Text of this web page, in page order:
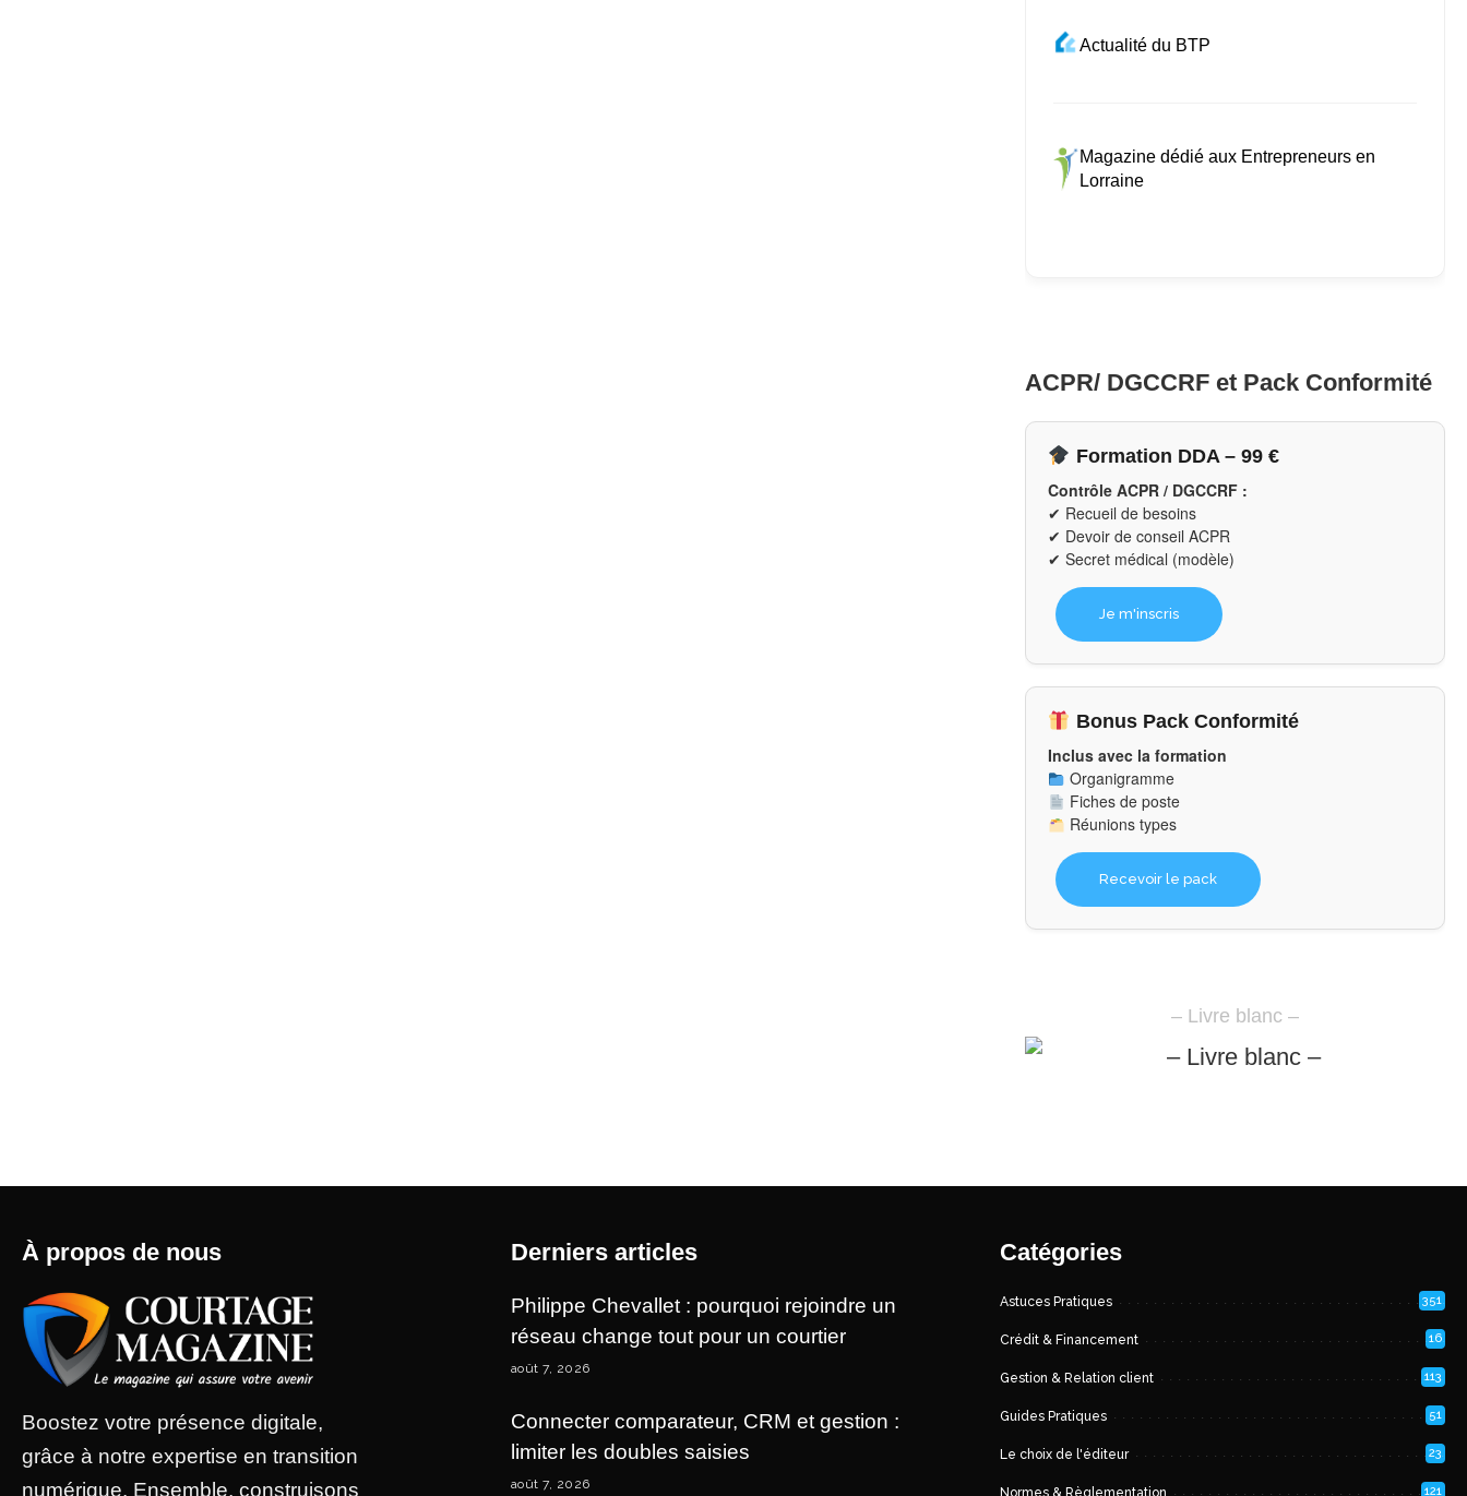
Actualité du BTP
Magazine dédié aux Entrepreneurs en
Lorraine
ACPR/ DGCCRF et Pack Conformité
Formation DDA – 99 €
Contrôle ACPR / DGCCRF :
✔ Recueil de besoins
✔ Devoir de conseil ACPR
✔ Secret médical (modèle)
Je m'inscris
Bonus Pack Conformité
Inclus avec la formation
Organigramme
Fiches de poste
Réunions types
Recevoir le pack
– Livre blanc –
À propos de nous
Boostez votre présence digitale,
grâce à notre expertise en transition
numérique. Ensemble, construisons
Derniers articles
Philippe Chevallet : pourquoi rejoindre un
réseau change tout pour un courtier
août 7, 2026
Connecter comparateur, CRM et gestion :
limiter les doubles saisies
août 7, 2026
Catégories
Astuces Pratiques 351
Crédit & Financement 16
Gestion & Relation client 113
Guides Pratiques 51
Le choix de l'éditeur 23
121